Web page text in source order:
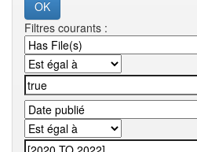
Filtres courants :